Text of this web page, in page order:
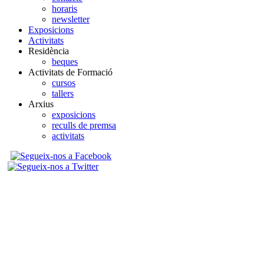
horaris
newsletter
Exposicions
Activitats
Residència
beques
Activitats de Formació
cursos
tallers
Arxius
exposicions
reculls de premsa
activitats